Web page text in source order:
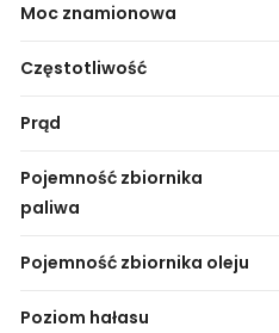
Moc znamionowa
Częstotliwość
Prąd
Pojemność zbiornika
paliwa
Pojemność zbiornika oleju
Poziom hałasu